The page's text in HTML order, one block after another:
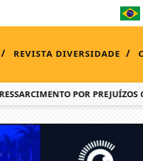
/ REVISTA DIVERSIDADE /
POR PREJUÍZOS